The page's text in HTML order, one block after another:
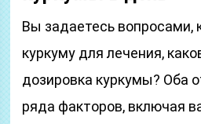
Вы задаетесь вопросами,
куркуму для лечения,
дозировка куркумы? Оба
ряда факторов, включая